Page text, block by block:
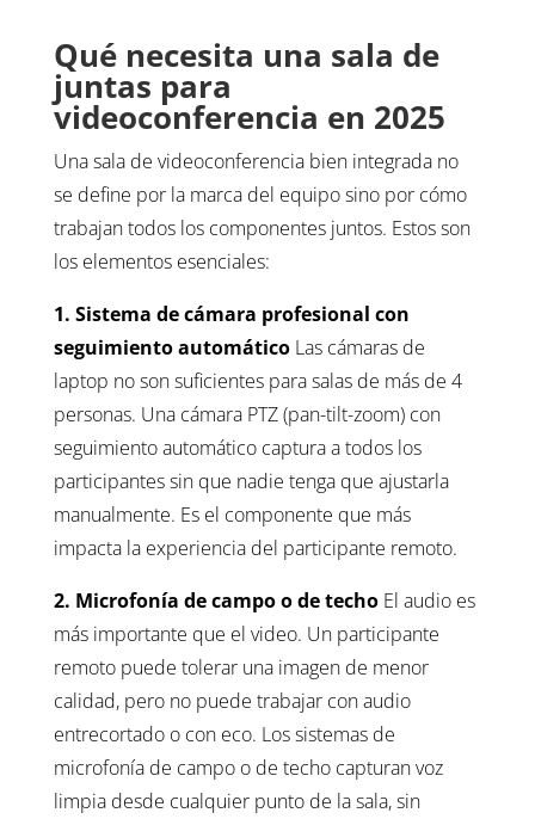
Qué necesita una sala de
juntas para
videoconferencia en 2025
Una sala de videoconferencia bien integrada no
se define por la marca del equipo sino por cómo
trabajan todos los componentes juntos. Estos son
los elementos esenciales:
1. Sistema de cámara profesional con
seguimiento automáticoLas cámaras de
laptop no son suficientes para salas de más de 4
personas. Una cámara PTZ (pan-tilt-zoom) con
seguimiento automático captura a todos los
participantes sin que nadie tenga que ajustarla
manualmente. Es el componente que más
impacta la experiencia del participante remoto.
2. Microfonía de campo o de techoEl audio es
más importante que el video. Un participante
remoto puede tolerar una imagen de menor
calidad, pero no puede trabajar con audio
entrecortado o con eco. Los sistemas de
microfonía de campo o de techo capturan voz
limpia desde cualquier punto de la sala, sin